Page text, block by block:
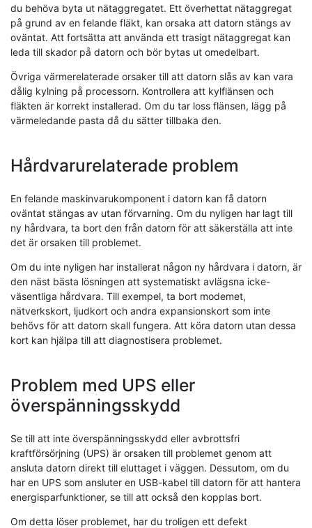
du behöva byta ut nätaggregatet. Ett överhettat nätaggregat
på grund av en felande fläkt, kan orsaka att datorn stängs av
oväntat. Att fortsätta att använda ett trasigt nätaggregat kan
leda till skador på datorn och bör bytas ut omedelbart.
Övriga värmerelaterade orsaker till att datorn slås av kan vara
dålig kylning på processorn. Kontrollera att kylflänsen och
fläkten är korrekt installerad. Om du tar loss flänsen, lägg på
värmeledande pasta då du sätter tillbaka den.
Hårdvarurelaterade problem
En felande maskinvarukomponent i datorn kan få datorn
oväntat stängas av utan förvarning. Om du nyligen har lagt till
ny hårdvara, ta bort den från datorn för att säkerställa att inte
det är orsaken till problemet.
Om du inte nyligen har installerat någon ny hårdvara i datorn, är
den näst bästa lösningen att systematiskt avlägsna icke-
väsentliga hårdvara. Till exempel, ta bort modemet,
nätverkskort, ljudkort och andra expansionskort som inte
behövs för att datorn skall fungera. Att köra datorn utan dessa
kort kan hjälpa till att diagnostisera problemet.
Problem med UPS eller
överspänningsskydd
Se till att inte överspänningsskydd eller avbrottsfri
kraftförsörjning (UPS) är orsaken till problemet genom att
ansluta datorn direkt till eluttaget i väggen. Dessutom, om du
har en UPS som ansluter en USB-kabel till datorn för att hantera
energisparfunktioner, se till att också den kopplas bort.
Om detta löser problemet, har du troligen ett defekt